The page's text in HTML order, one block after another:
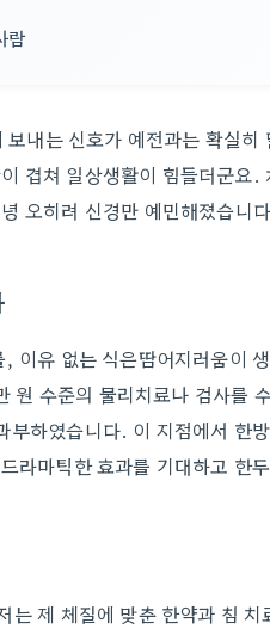
람
내는 신호가 예전과는 확실
겹쳐 일상생활이 힘들더군요
오히려 신경만 예민해졌습니
이유 없는 식은땀어지러움이
수준의 물리치료나 검사를
부하였습니다. 이 지점에서 한
라마틱한 효과를 기대하고 한
는 제 체질에 맞춘 한약과 침